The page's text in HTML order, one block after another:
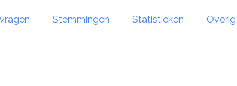
Stemmingen Statistieken Overig